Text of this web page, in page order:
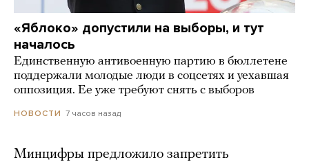
«Яблоко» допустили на выборы, и тут
началось
Единственную антивоенную партию в бюллетене
поддержали молодые люди в соцсетях и уехавшая
оппозиция. Ее уже требуют снять с выборов
НОВОСТИ 7 часов назад
Минцифры предложило запретить